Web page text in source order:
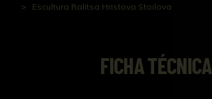
Escultura Ralitsa Hristova Stoilova
FICHA TÉCNICA